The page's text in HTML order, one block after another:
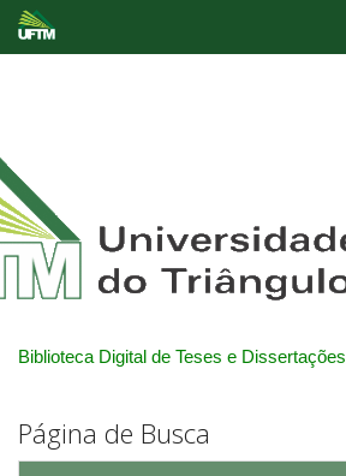
Biblioteca Digital de Teses e Dissertações
Página de Busca